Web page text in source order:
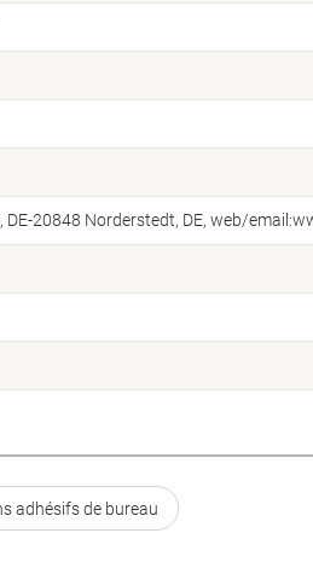
DE-20848 Norderstedt, DE, web/
adhésifs de bureau